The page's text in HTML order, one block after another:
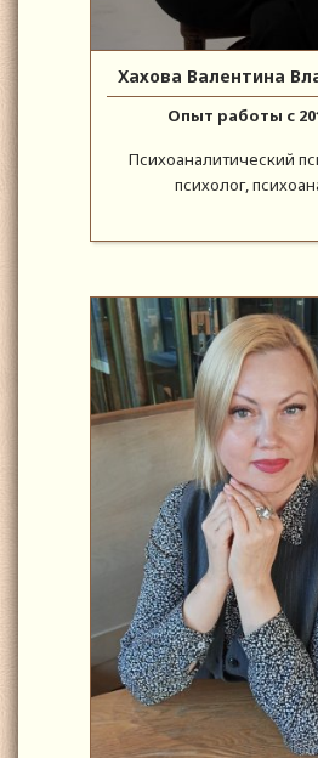
Хахова Валентина
Опыт работы с
Психоаналитический
психолог,